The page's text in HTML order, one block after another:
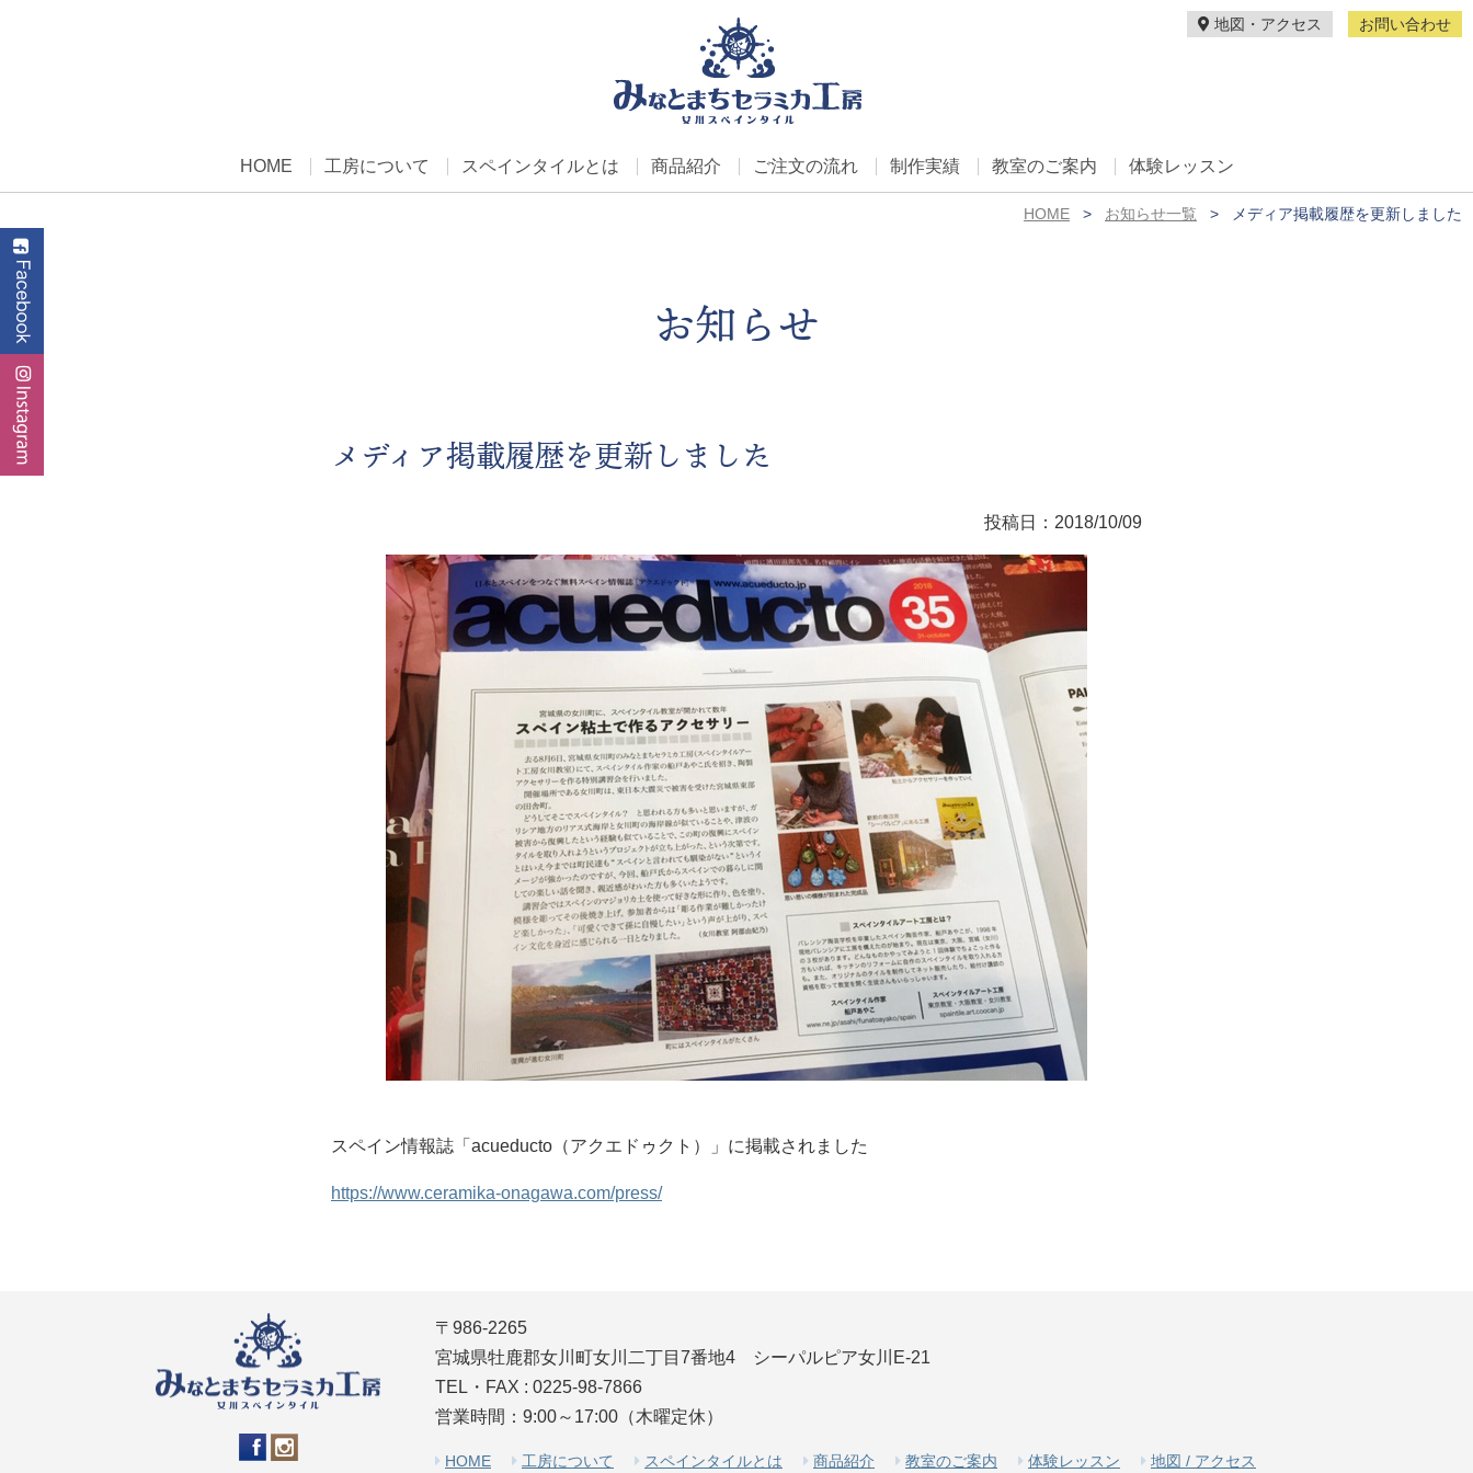
地図・アクセス お問い合わせ
HOME 工房について スペインタイルとは 商品紹介 ご注文の流れ 制作実績 教室のご案内 体験レッスン
HOME お知らせ一覧 メディア掲載履歴を更新しました
お知らせ
メディア掲載履歴を更新しました
投稿日：2018/10/09
スペイン情報誌「acueducto（アクエドゥクト）」に掲載されました
https://www.ceramika-onagawa.com/press/
〒986-2265
宮城県牡鹿郡女川町女川二丁目7番地4
シーパルピア女川E-21
TEL・FAX : 0225-98-7866
営業時間：9:00～17:00（木曜定休）
HOME 工房について スペインタイルとは 商品紹介 教室のご案内 体験レッスン 地図 / アクセス